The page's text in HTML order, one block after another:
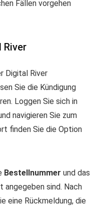
Fällen vorgehen
River
Digital River
Sie die Kündigung
Loggen Sie sich in
navigieren Sie zum
finden Sie die Option
Bestellnummer und das
angegeben sind. Nach
eine Rückmeldung, die